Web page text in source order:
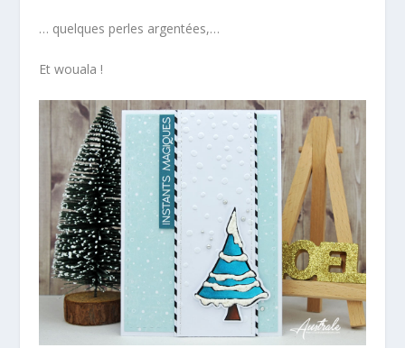
… quelques perles argentées,…
Et wouala !